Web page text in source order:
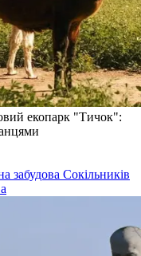
екопарк "Тичок":
забудова Сокільників